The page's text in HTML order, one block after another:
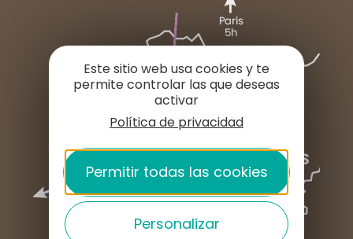
Este sitio web usa cookies y te
permite controlar las que deseas
activar
Política de privacidad
Permitir todas las cookies
Personalizar